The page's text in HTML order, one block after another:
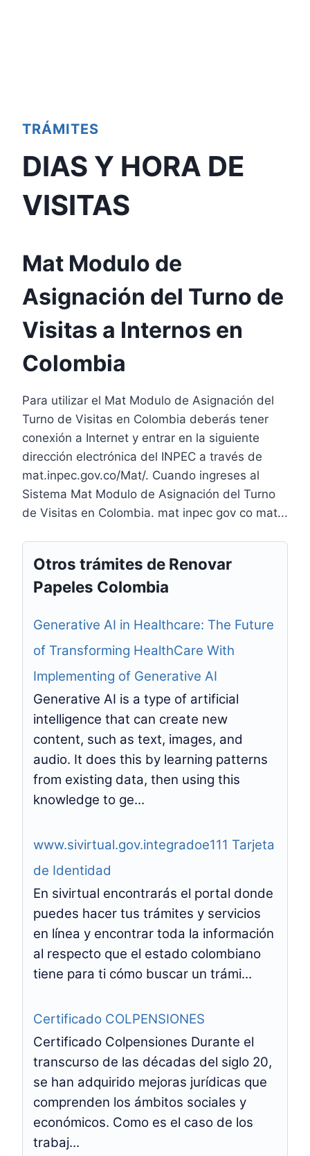
TRÁMITES
DIAS Y HORA DE
VISITAS
Mat Modulo de
Asignación del Turno de
Visitas a Internos en
Colombia
Para utilizar el Mat Modulo de Asignación del
Turno de Visitas en Colombia deberás tener
conexión a Internet y entrar en la siguiente
dirección electrónica del INPEC a través de
mat.inpec.gov.co/Mat/. Cuando ingreses al
Sistema Mat Modulo de Asignación del Turno
de Visitas en Colombia. mat inpec gov co mat...
Otros trámites de Renovar
Papeles Colombia
Generative AI in Healthcare: The Future
of Transforming HealthCare With
Implementing of Generative AI
Generative AI is a type of artificial
intelligence that can create new
content, such as text, images, and
audio. It does this by learning patterns
from existing data, then using this
knowledge to ge...
www.sivirtual.gov.integradoe111 Tarjeta
de Identidad
En sivirtual encontrarás el portal donde
puedes hacer tus trámites y servicios
en línea y encontrar toda la información
al respecto que el estado colombiano
tiene para ti cómo buscar un trámi...
Certificado COLPENSIONES
Certificado Colpensiones Durante el
transcurso de las décadas del siglo 20,
se han adquirido mejoras jurídicas que
comprenden los ámbitos sociales y
económicos. Como es el caso de los
trabaj...